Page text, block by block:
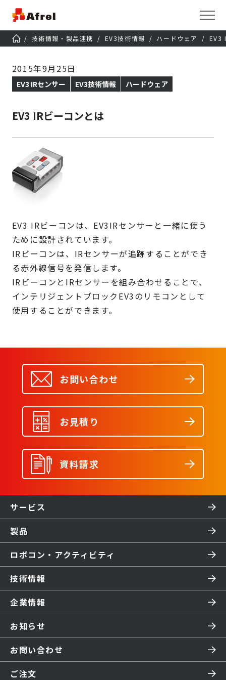
技術情報・製品連携 EV3技術情報 ハードウェア EV3
2015年9月25日
EV3 IRセンサー EV3技術情報 ハードウェア
EV3 IRビーコンとは
EV3 IRビーコンは、EV3IRセンサーと一緒に使う
ために設計されています。
IRビーコンは、IRセンサーが追跡することができ
る赤外線信号を発信します。
IRビーコンとIRセンサーを組み合わせることで、
インテリジェントブロックEV3のリモコンとして
使用することができます。
お問い合わせ
お見積り
資料請求
サービス
製品
ロボコン・アクティビティ
技術情報
企業情報
お知らせ
お問い合わせ
ご注文